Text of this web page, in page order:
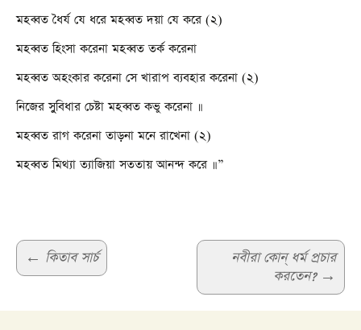
মহব্বত ধৈর্য যে ধরে মহব্বত দয়া যে করে (২)
মহব্বত হিংসা করেনা মহব্বত তর্ক করেনা
মহব্বত অহংকার করেনা সে খারাপ ব্যবহার করেনা (২)
নিজের সুুবিধার চেষ্টা মহব্বত কভু করেনা ॥
মহব্বত রাগ করেনা তাড়না মনে রাখেনা (২)
মহব্বত মিথ্যা ত্যাজিয়া সততায় আনন্দ করে ॥”
Post
navigation
← কিতাব সার্চ
নবীরা কোন্‌ ধর্ম প্রচার
করতেন? →